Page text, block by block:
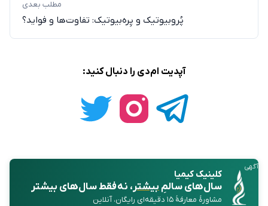
مطلب بعدی
پُروبیوتیک و پِره‌بیوتیک‌: تفاوت‌ها و فواید؟
آپدیت ام‌دی را دنبال کنید:
آگهی
کلینیک کیمیا
سال‌های سالمِبیشتر، نه فقط سال‌های بیشتر
مشاورهٔ معارفهٔ ۱۵ دقیقه‌ای رایگان، آنلاین